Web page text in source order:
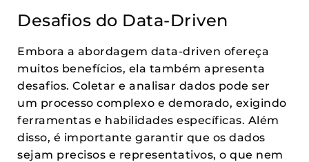
Desafios do Data-Driven
Embora a abordagem data-driven ofereça
muitos benefícios, ela também apresenta
desafios. Coletar e analisar dados pode ser
um processo complexo e demorado, exigindo
ferramentas e habilidades específicas. Além
disso, é importante garantir que os dados
sejam precisos e representativos, o que nem